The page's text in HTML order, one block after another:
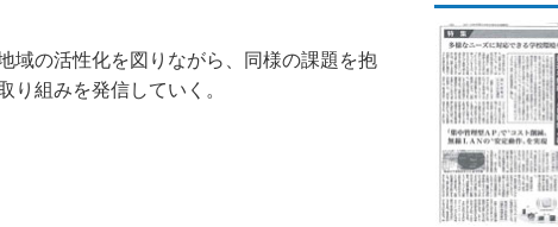
域の活性化を図りながら、同様の課題を抱
り組みを発信していく。